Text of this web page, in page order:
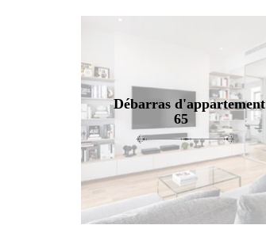
Débarras d'appartement
65